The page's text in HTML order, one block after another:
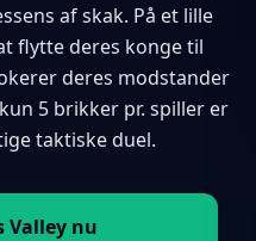
af skak. På et lille
flytte deres konge til
deres modstander
5 brikker pr. spiller er
taktiske duel.
Valley nu